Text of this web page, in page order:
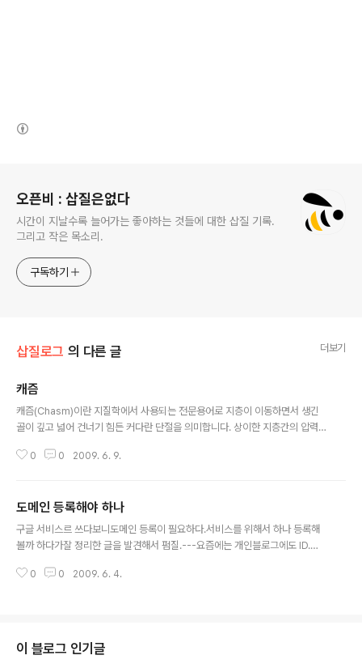
오픈비 : 삽질은없다
시간이 지날수록 늘어가는 좋아하는 것들에 대한 삽질 기록.
그리고 작은 목소리.
구독하기
삽질로그 의 다른 글 더보기
캐즘
캐즘(Chasm)이란 지질학에서 사용되는 전문용어로 지층이 이동하면서 생긴
골이 깊고 넓어 건너기 힘든 커다란 단절을 의미합니다. 상이한 지층간의 압력
은 전혀 다른 지층구조를 형성하게 됩니다. 커다란 벽, 갈라진 틈 또는 대홍수라
미치지 못하는 상황을 의미합니다. 제프리 무어가 자신의 저서인 "캐즘 뛰어넘
기(1991)"에서 캐즘이란 용어를 처음 인용하였는데, 마케팅적인 관점에서 기술
과 시장과의 단절현상을 캐즘현상으로 설명하였습니다. 그는 기술이 만들어지
0 0 2009. 6. 9.
도메인 등록해야 하나
구글 서비스르 쓰다보니도메인 등록이 필요하다.서비스를 위해서 하나 등록해
볼까 하다가잘 정리한 글을 발견해서 펌질.---요즘에는 개인블로그에도 ID.서
가지고 있는 경우가 많습니다.자기 자신의 개성을 표현할 수 있는 도메인! 인터
료가 되기 전까지 계속 연장을 하셔야 할 것이고자신만의 도메인이 없으신 분들
은 이번 기회를 통하여 저렴하고 좋은 가격에 자신만의 도메인을 가져보는것은
0 0 2009. 6. 4.
이 블로그 인기글